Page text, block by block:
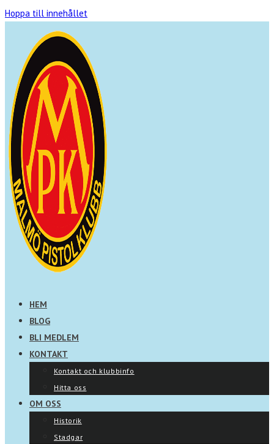
Hoppa till innehållet
HEM
BLOG
BLI MEDLEM
KONTAKT
Kontakt och klubbinfo
Hitta oss
OM OSS
Historik
Stadgar